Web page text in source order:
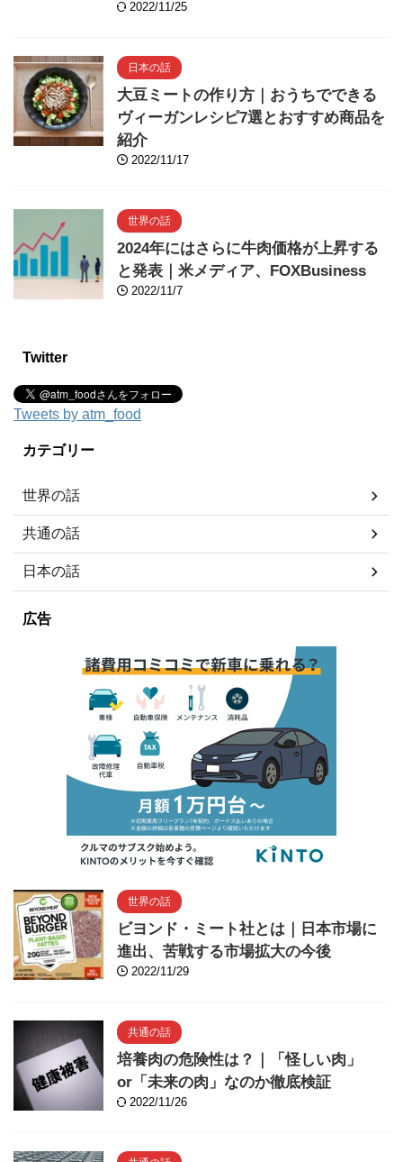
2022/11/25
日本の話
大豆ミートの作り方｜おうちでできる
ヴィーガンレシピ7選とおすすめ商品を
紹介
2022/11/17
世界の話
2024年にはさらに牛肉価格が上昇する
と発表｜米メディア、FOXBusiness
2022/11/7
Twitter
Tweets by atm_food
カテゴリー
世界の話
共通の話
日本の話
広告
世界の話
ビヨンド・ミート社とは｜日本市場に
進出、苦戦する市場拡大の今後
2022/11/29
共通の話
培養肉の危険性は？｜「怪しい肉」
or「未来の肉」なのか徹底検証
2022/11/26